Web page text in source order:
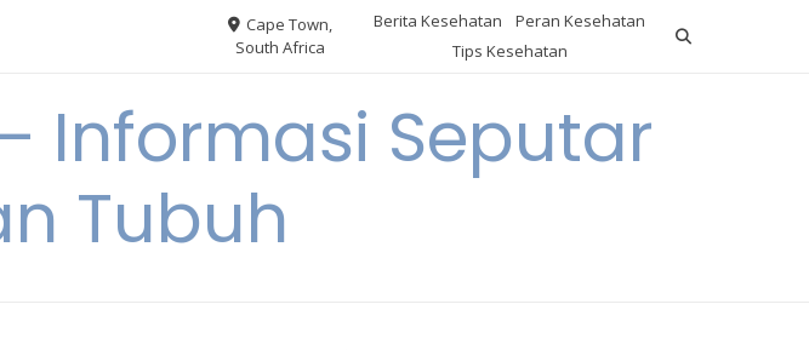
Cape Town,
South Africa
Berita Kesehatan
Peran Kesehatan
Tips Kesehatan
– Informasi Seputar
Tubuh